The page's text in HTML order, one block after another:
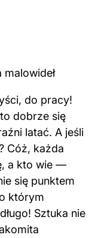
do pracy!
dobrze się
latać. A jeśli
Cóż, każda
a kto wie —
się punktem
którym
Sztuka nie